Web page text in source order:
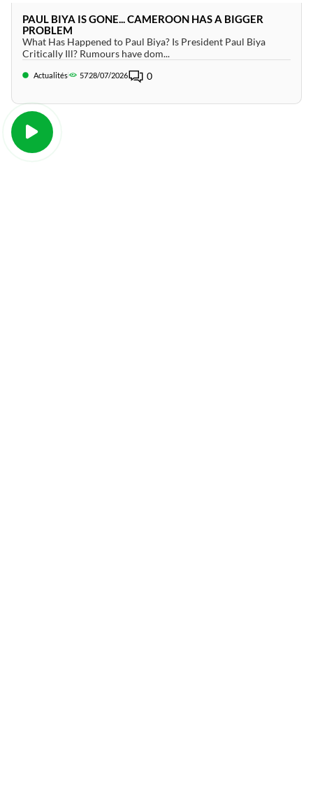
PAUL BIYA IS GONE... CAMEROON HAS A BIGGER
PROBLEM
What Has Happened to Paul Biya? Is President Paul Biya
Critically Ill? Rumours have dom...
Actualités 5728/07/2026 0